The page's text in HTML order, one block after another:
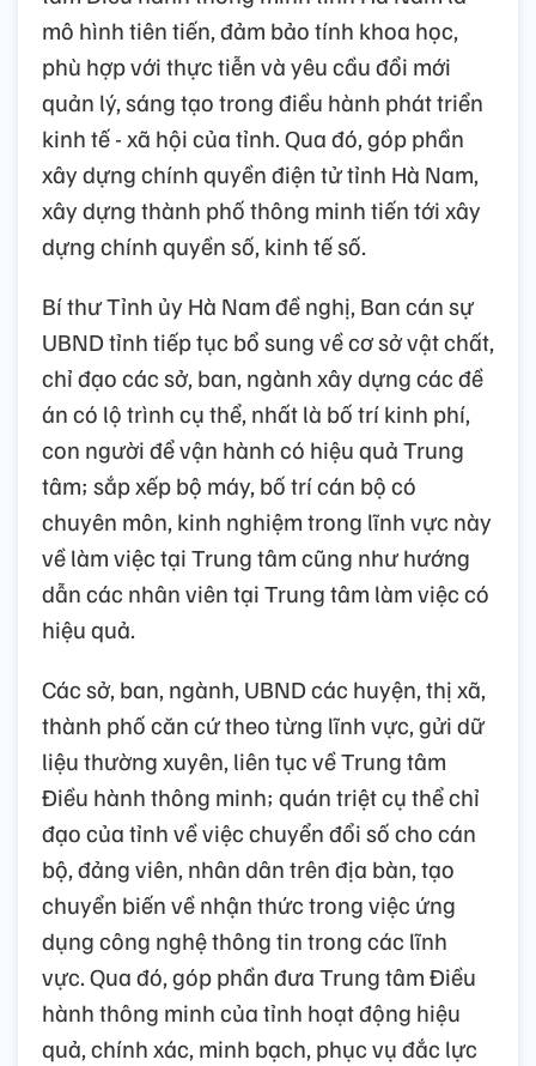
mô hình tiên tiến, đảm bảo tính khoa học,
phù hợp với thực tiễn và yêu cầu đổi mới
quản lý, sáng tạo trong điều hành phát triển
kinh tế - xã hội của tỉnh. Qua đó, góp phần
xây dựng chính quyền điện tử tỉnh Hà Nam,
xây dựng thành phố thông minh tiến tới xây
dựng chính quyền số, kinh tế số.
Bí thư Tỉnh ủy Hà Nam đề nghị, Ban cán sự
UBND tỉnh tiếp tục bổ sung về cơ sở vật chất,
chỉ đạo các sở, ban, ngành xây dựng các đề
án có lộ trình cụ thể, nhất là bố trí kinh phí,
con người để vận hành có hiệu quả Trung
tâm; sắp xếp bộ máy, bố trí cán bộ có
chuyên môn, kinh nghiệm trong lĩnh vực này
về làm việc tại Trung tâm cũng như hướng
dẫn các nhân viên tại Trung tâm làm việc có
hiệu quả.
Các sở, ban, ngành, UBND các huyện, thị xã,
thành phố căn cứ theo từng lĩnh vực, gửi dữ
liệu thường xuyên, liên tục về Trung tâm
Điều hành thông minh; quán triệt cụ thể chỉ
đạo của tỉnh về việc chuyển đổi số cho cán
bộ, đảng viên, nhân dân trên địa bàn, tạo
chuyển biến về nhận thức trong việc ứng
dụng công nghệ thông tin trong các lĩnh
vực. Qua đó, góp phần đưa Trung tâm Điều
hành thông minh của tỉnh hoạt động hiệu
quả, chính xác, minh bạch, phục vụ đắc lực